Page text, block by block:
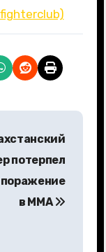
потерпел
поражение
в ММА